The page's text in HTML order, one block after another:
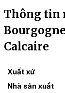
Thông tin
Calcaire
Xuất xứ
Nhà sản xuất